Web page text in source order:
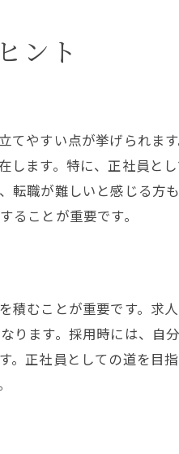
ント
てやすい点が挙げられま
します。特に、正社員と
転職が難しいと感じる方
ことが重要です。
積むことが重要です。求
ります。採用時には、自
。正社員としての道を目